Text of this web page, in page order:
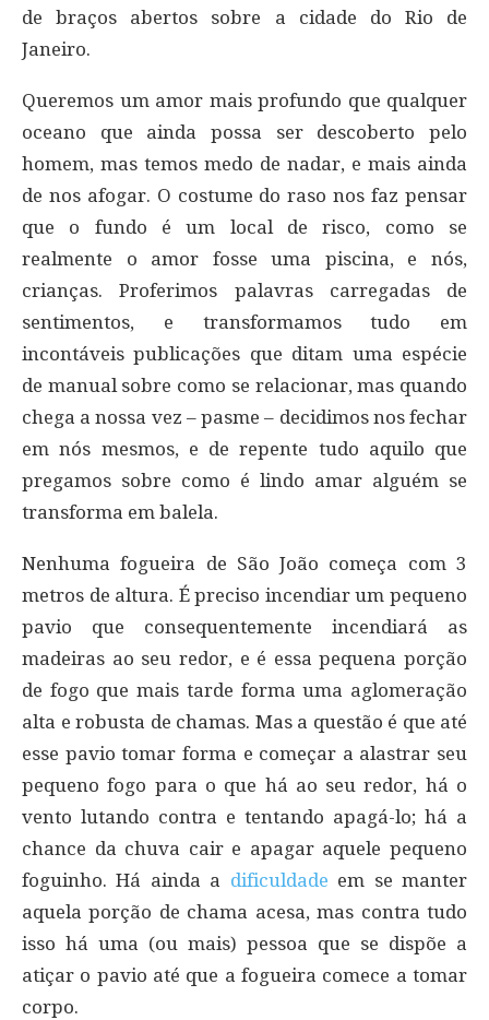
de braços abertos sobre a cidade do Rio de
Janeiro.
Queremos um amor mais profundo que qualquer
oceano que ainda possa ser descoberto pelo
homem, mas temos medo de nadar, e mais ainda
de nos afogar. O costume do raso nos faz pensar
que o fundo é um local de risco, como se
realmente o amor fosse uma piscina, e nós,
crianças. Proferimos palavras carregadas de
sentimentos, e transformamos tudo em
incontáveis publicações que ditam uma espécie
de manual sobre como se relacionar, mas quando
chega a nossa vez – pasme – decidimos nos fechar
em nós mesmos, e de repente tudo aquilo que
pregamos sobre como é lindo amar alguém se
transforma em balela.
Nenhuma fogueira de São João começa com 3
metros de altura. É preciso incendiar um pequeno
pavio que consequentemente incendiará as
madeiras ao seu redor, e é essa pequena porção
de fogo que mais tarde forma uma aglomeração
alta e robusta de chamas. Mas a questão é que até
esse pavio tomar forma e começar a alastrar seu
pequeno fogo para o que há ao seu redor, há o
vento lutando contra e tentando apagá-lo; há a
chance da chuva cair e apagar aquele pequeno
foguinho. Há ainda a dificuldade em se manter
aquela porção de chama acesa, mas contra tudo
isso há uma (ou mais) pessoa que se dispõe a
atiçar o pavio até que a fogueira comece a tomar
corpo.